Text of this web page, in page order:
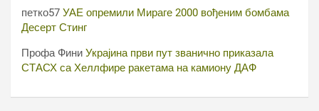
петко57 УАЕ опремили Мираге 2000 вођеним бомбама
Десерт Стинг
Профа Фини Украјина први пут званично приказала
СТАСХ са Хеллфире ракетама на камиону ДАФ